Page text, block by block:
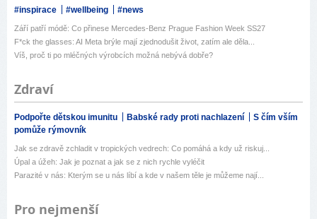
#inspirace #wellbeing #news
Září patří módě: Co přinese Mercedes-Benz Prague Fashion Week SS27
F*ck the glasses: AI Meta brýle mají zjednodušit život, zatím ale děla...
Víš, proč ti po mléčných výrobcích možná nebývá dobře?
Zdraví
Podpořte dětskou imunitu Babské rady proti nachlazení
S čím vším
pomůže rýmovník
Jak se zdravě zchladit v tropických vedrech: Co pomáhá a kdy už riskuj...
Úpal a úžeh: Jak je poznat a jak se z nich rychle vyléčit
Parazité v nás: Kterým se u nás líbí a kde v našem těle je můžeme nají...
Pro nejmenší